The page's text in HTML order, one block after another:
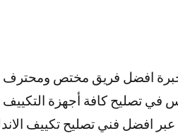
افضل فريق مختص ومحترف
تصليح كافة أجهزة التكييف
عبر افضل فني تصليح تكييف